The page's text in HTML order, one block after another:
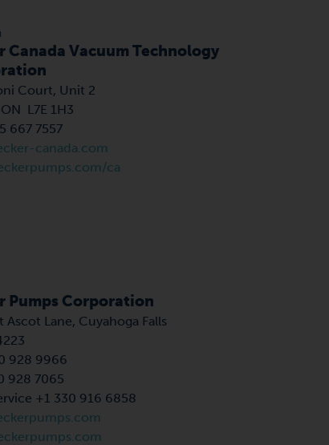
Canada Vacuum Technology
Court, Unit 2
L7E 1H3
667 7557
canada.com
ca
Pumps Corporation
Ascot Lane, Cuyahoga Falls
928 9966
928 7065
+1 330 916 6858